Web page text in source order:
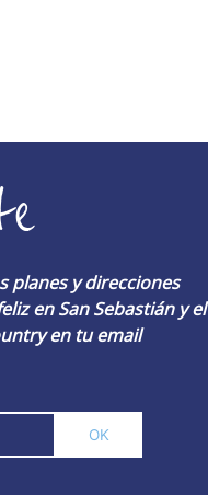
planes y direcciones
en San Sebastián y el
en tu email